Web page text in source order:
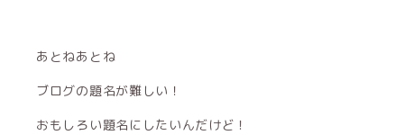
あとねあとね
ブログの題名が難しい！
おもしろい題名にしたいんだけど！